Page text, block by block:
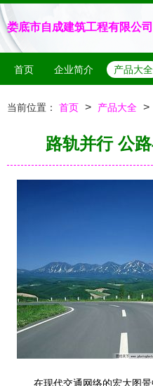
娄底市自成建筑工程有限公司
首页 企业简介 产品大全
当前位置： 首页 > 产品大全 >
路轨并行 公
在现代交通网络的宏大图